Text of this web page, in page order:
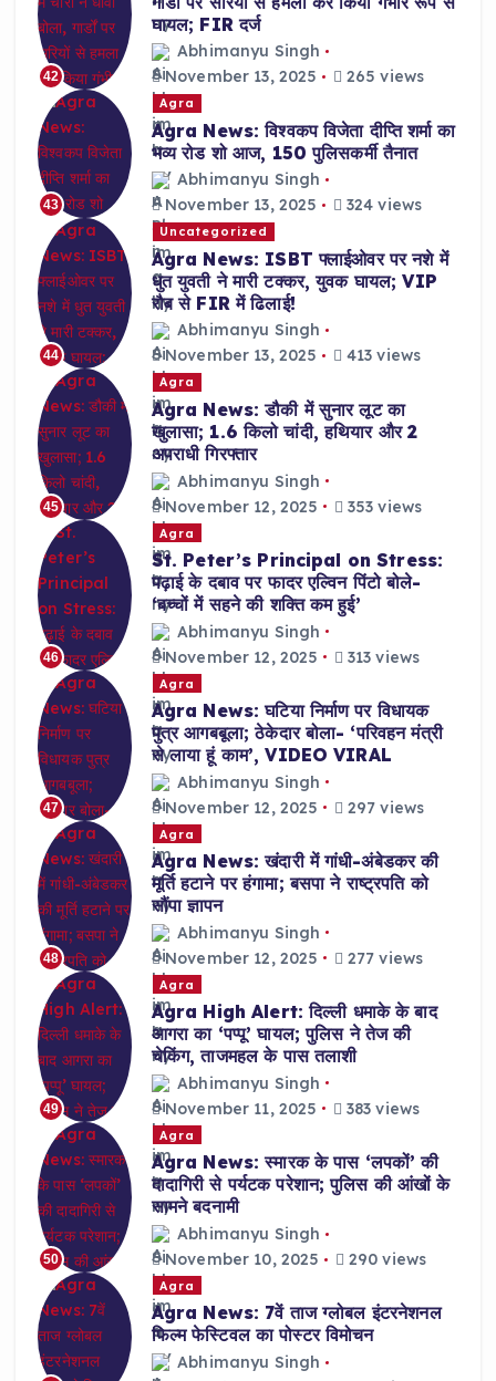
42
घायल; FIR दर्ज
Abhimanyu Singh
November 13, 2025
265 views
43
Agra
Agra News: विश्वकप विजेता दीप्ति शर्मा का
भव्य रोड शो आज, 150 पुलिसकर्मी तैनात
Abhimanyu Singh
November 13, 2025
324 views
44
Uncategorized
Agra News: ISBT फ्लाईओवर पर नशे में
धुत युवती ने मारी टक्कर, युवक घायल; VIP
रौब से FIR में ढिलाई!
Abhimanyu Singh
November 13, 2025
413 views
45
Agra
Agra News: डौकी में सुनार लूट का
खुलासा; 1.6 किलो चांदी, हथियार और 2
अपराधी गिरफ्तार
Abhimanyu Singh
November 12, 2025
353 views
46
Agra
St. Peter’s Principal on Stress:
पढ़ाई के दबाव पर फादर एल्विन पिंटो बोले-
‘बच्चों में सहने की शक्ति कम हुई’
Abhimanyu Singh
November 12, 2025
313 views
47
Agra
Agra News: घटिया निर्माण पर विधायक
पुत्र आगबबूला; ठेकेदार बोला- ‘परिवहन मंत्री
से लाया हूं काम’, VIDEO VIRAL
Abhimanyu Singh
November 12, 2025
297 views
48
Agra
Agra News: खंदारी में गांधी-अंबेडकर की
मूर्ति हटाने पर हंगामा; बसपा ने राष्ट्रपति को
सौंपा ज्ञापन
Abhimanyu Singh
November 12, 2025
277 views
49
Agra
Agra High Alert: दिल्ली धमाके के बाद
आगरा का ‘पप्पू’ घायल; पुलिस ने तेज की
चेकिंग, ताजमहल के पास तलाशी
Abhimanyu Singh
November 11, 2025
383 views
50
Agra
Agra News: स्मारक के पास ‘लपकों’ की
दादागिरी से पर्यटक परेशान; पुलिस की आंखों के
सामने बदनामी
Abhimanyu Singh
November 10, 2025
290 views
Agra
Agra News: 7वें ताज ग्लोबल इंटरनेशनल
फिल्म फेस्टिवल का पोस्टर विमोचन
Abhimanyu Singh